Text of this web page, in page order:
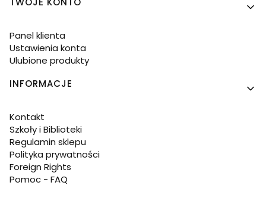
Panel klienta
Ustawienia konta
Ulubione produkty
INFORMACJE
Kontakt
Szkoły i Biblioteki
Regulamin sklepu
Polityka prywatności
Foreign Rights
Pomoc - FAQ